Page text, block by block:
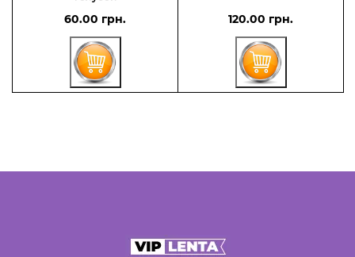
60.00 грн. 120.00 грн.